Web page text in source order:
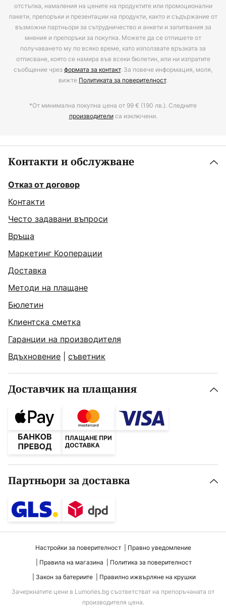
отстъпка, намаления на цените на продуктите или промоционални
пакети, препоръки и презентации на продукти, както и съдържание от
възможни партньори за сътрудничество и анкети и запитвания за
мнения и препоръки за покупка. Можете да се отпишете от
получаването му по всяко време, като използвате връзката за
отписване, която се намира във всеки бюлетин, или ни изпратите
съобщение чрезформата за контакт. За повече информация, моля,
вижте Политиката за поверителност.
*От минимална покупна цена от 99 € (190 лв.). Следните
производителиса изключени.
Контакти и обслужване
Отказ от договор
Контакти
Често задавани въпроси
Връща
Маркетинг Кооперации
Доставка
Методи на плащане
Бюлетин
Клиентска сметка
Гаранции на производителя
Вдъхновение
съветник
Доставчик на плащания
Партньори за доставка
Настройки за поверителност
Правно уведомление
Правила на магазина
Политика за поверителност
Закон за батериите
Правилно ижвърляне на крушки
Зачеркнатите цени в Lumories.bg съответстват на препоръчаната от
производителя цена.